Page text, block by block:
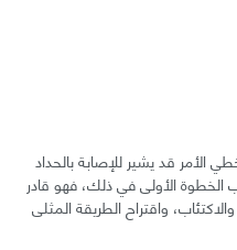
قد يشير للإصابة بالحداد
الخطوة الأولى في ذلك، فهو قادر
واقتراح الطريقة المثلى